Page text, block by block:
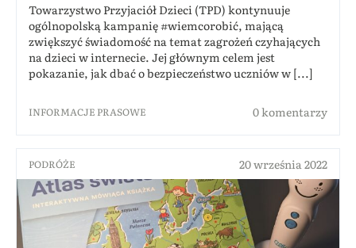
Towarzystwo Przyjaciół Dzieci (TPD) kontynuuje
ogólnopolską kampanię #wiemcorobić, mającą
zwiększyć świadomość na temat zagrożeń czyhających
na dzieci w internecie. Jej głównym celem jest
pokazanie, jak dbać o bezpieczeństwo uczniów w [...]
INFORMACJE PRASOWE 0 komentarzy
PODRÓŻE 20 września 2022